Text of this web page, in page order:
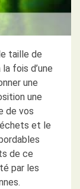
taille de
fois d’une
une
une
de vos
et le
de ce
par les